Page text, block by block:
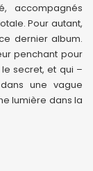
accompagnés
Pour autant,
dernier album.
penchant pour
secret, et qui –
une vague
lumière dans la